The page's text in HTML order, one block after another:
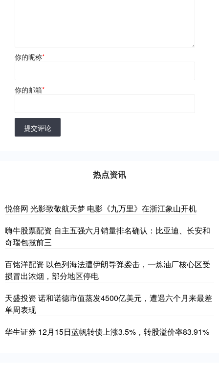
你的昵称*
你的邮箱*
提交评论
热点资讯
悦倍网 光影致敬航天梦 电影《九万里》在浙江象山开机
嗨牛股票配资 自主五强六月销量排名确认：比亚迪、长安和
奇瑞包揽前三
百铭洋配资 以色列海法遭伊朗导弹袭击，一炼油厂核心区受
损冒出浓烟，部分地区停电
天盛投资 诺和诺德市值蒸发4500亿美元，遭遇六个月来最差
单周表现
华生证券 12月15日蓝帆转债上涨3.5%，转股溢价率83.91%